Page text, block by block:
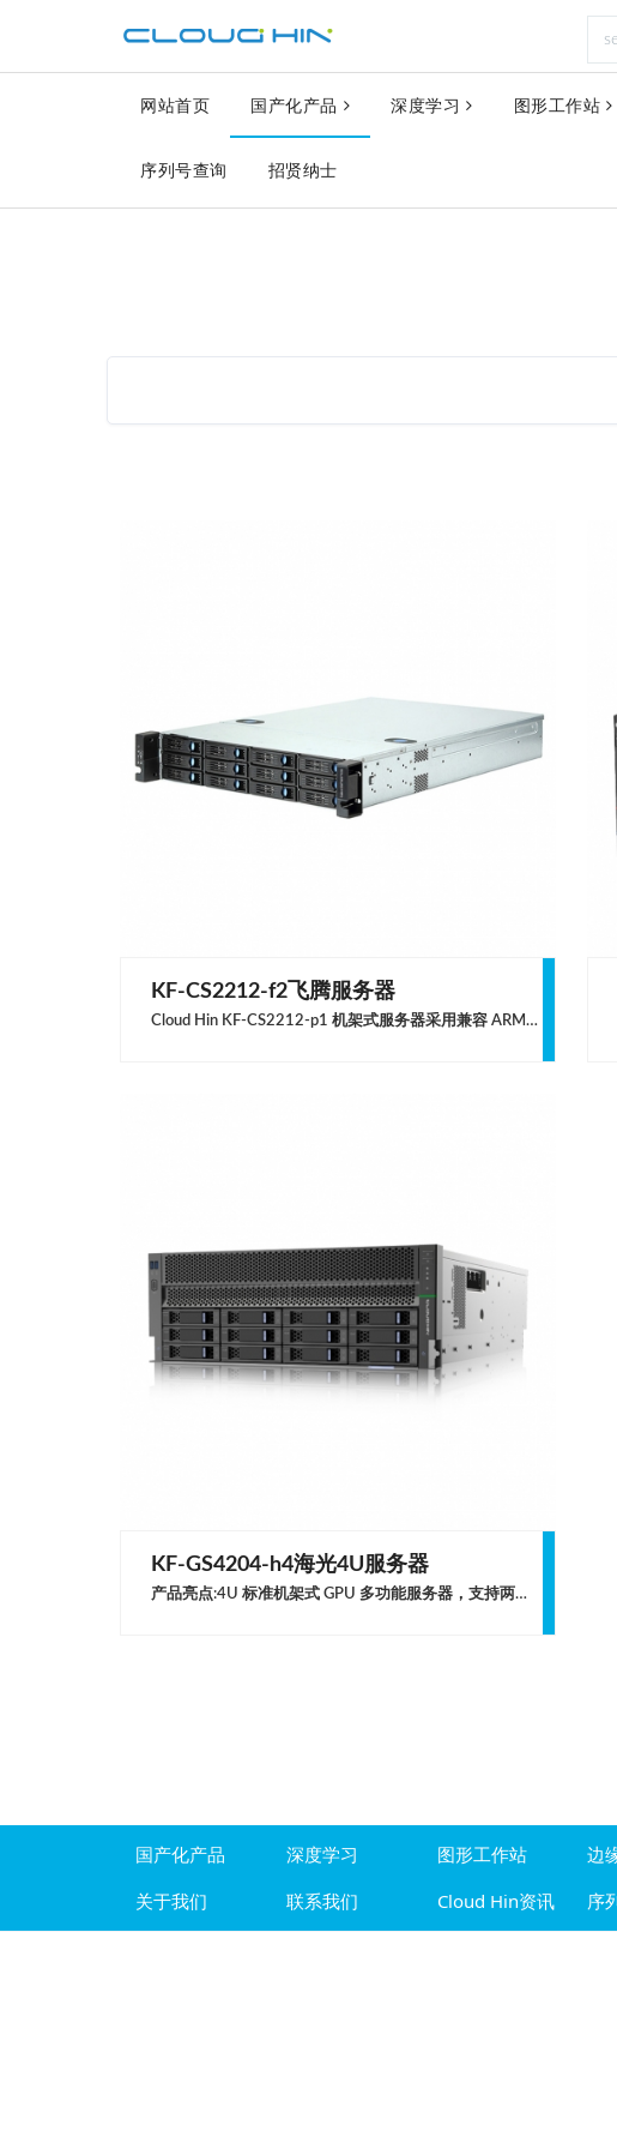
网站首页 国产化产品 深度学习 图形工作站
序列号查询 招贤纳士
KF-CS2212-f2飞腾服务器
Cloud Hin KF-CS2212-p1 机架式服务器采用兼容 ARMv8 指令集的处理器，可以在 35℃的环境温度下稳定运行，且支持高速的 NVMe 存储设备，全面加速各类应用的响应速度。提供丰富的 PCIe 接口，支持半高 PCIe 扩展设备。
KF-GS4204-h4海光4U服务器
产品亮点:4U 标准机架式 GPU 多功能服务器，支持两颗Hygon 7000系列处理器最高支持4块FHFL双宽GPU或支持8块HHHL单宽GPU11个PCIe 3.0 x16插槽为系统提供丰富的扩展接口，可支持高速网卡提供高速互联适用领域 · 深度学习训练 · GPU虚拟化 · 数据分析与高性能计算产品规格处理器支持2颗Hygon 7000系列处理器（最高64物理核心，128线程）芯片组
国产化产品 深度学习 图形工作站 边
关于我们
联系我们 Cloud Hin资讯 序